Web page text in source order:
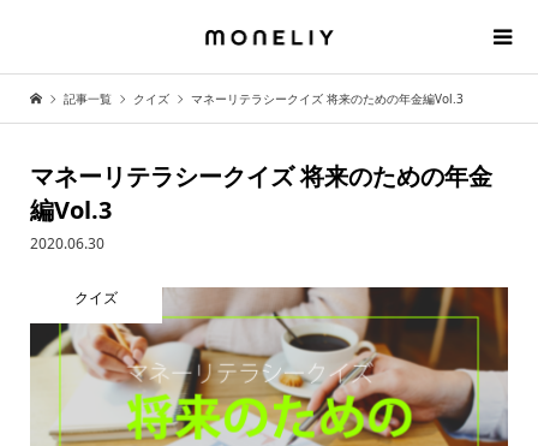
記事一覧 クイズ マネーリテラシークイズ 将来のための年金編Vol.3
マネーリテラシークイズ 将来のための年金
編Vol.3
2020.06.30
クイズ